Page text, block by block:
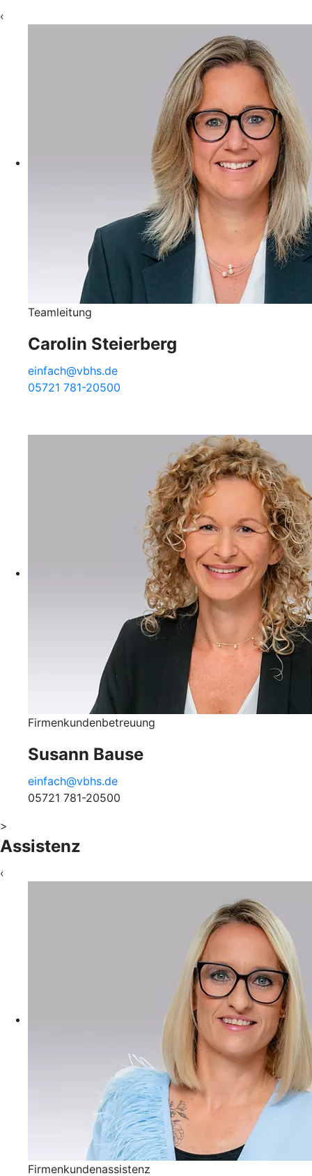
‹
Teamleitung
Carolin Steierberg
einfach@vbhs.de
05721 781-20500
Firmenkundenbetreuung
Susann Bause
einfach@vbhs.de
05721 781-20500
>
Assistenz
‹
Firmenkundenassistenz